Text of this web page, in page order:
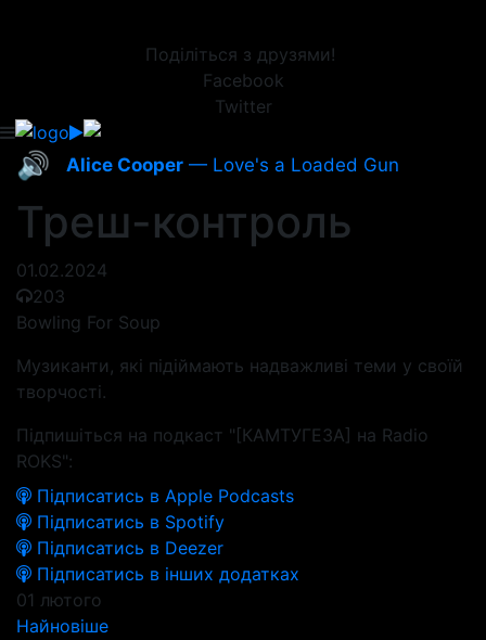
Поділіться з друзями!
Facebook
Twitter
🔊 Alice Cooper — Love's a Loaded Gun
Треш-контроль
01.02.2024
203
Bowling For Soup
Музиканти, які підіймають надважливі теми у своїй
творчості.
Підпишіться на подкаст "[КАМТУГЕЗА] на Radio
ROKS":
Підписатись в Apple Podcasts
Підписатись в Spotify
Підписатись в Deezer
Підписатись в інших додатках
01 лютого
Найновіше